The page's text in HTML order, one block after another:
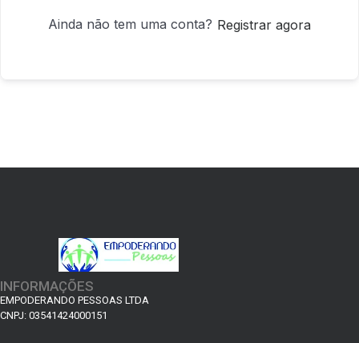
Ainda não tem uma conta? Registrar agora
INFORMAÇÕES
EMPODERANDO PESSOAS LTDA
CNPJ: 03541424000151